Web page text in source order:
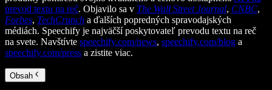
prevod textu na reč. Objavilo sa v The Wall Street Journal, CNBC,
Forbes, TechCrunch a ďalších popredných spravodajských
médiách. Speechify je najväčší poskytovateľ prevodu textu na reč
na svete. Navštívte speechify.com/news, speechify.com/blog a
speechify.com/press a zistite viac.
Obsah